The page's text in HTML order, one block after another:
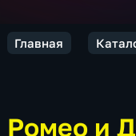
Главная
Ромео и